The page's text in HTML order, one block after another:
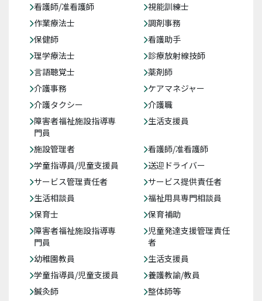
看護師/准看護師
視能訓練士
作業療法士
調剤事務
保健師
看護助手
理学療法士
診療放射線技師
言語聴覚士
薬剤師
介護事務
ケアマネジャー
介護タクシー
介護職
障害者福祉施設指導専
門員
生活支援員
施設管理者
看護師/准看護師
学童指導員/児童支援員
送迎ドライバー
サービス管理責任者
サービス提供責任者
生活相談員
福祉用具専門相談員
保育士
保育補助
障害者福祉施設指導専
門員
児童発達支援管理責任
者
幼稚園教員
生活支援員
学童指導員/児童支援員
養護教諭/教員
鍼灸師
整体師等